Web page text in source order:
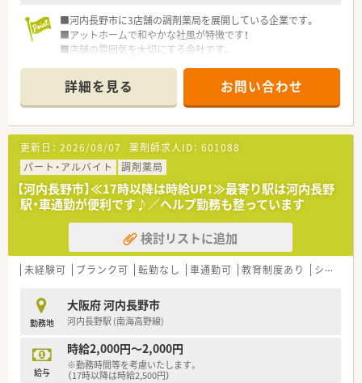
■河内長野市に3店舗の調剤薬局を展開している企業です。
■アットホームで和やかな社風が特徴です！
■店舗の雰囲気を大切にする会社です。
詳細を見る お問い合わせ
更新日： 2026/08/07 薬剤師求人ID： 601088
パート・アルバイト
調剤薬局
【河内長野市】≪17時以降は時給UP！≫最寄り駅は河内長野
駅・車通勤が便利です♪／ヘルプ勤務も整っています
検討リストに追加
未経験可 ブランク可 転勤なし 車通勤可 教育制度あり シフト制
勤務地
大阪府 河内長野市
河内長野駅 (南海高野線)
給与
時給2,000円～2,000円
※勤務時間等を考慮いたします。
（17時以降は時給2,500円）